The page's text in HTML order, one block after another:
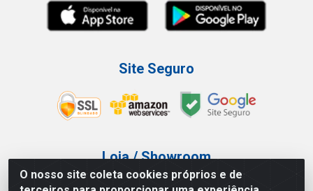
O nosso site coleta cookies próprios e de
Site Seguro
Loja / Showroom
Tel.: (11) 3227-0546